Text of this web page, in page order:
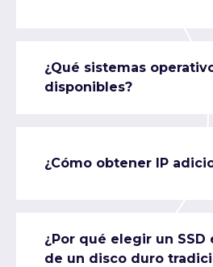
¿Qué sistemas
disponibles?
¿Cómo obtener IP
¿Por qué elegir un SSD
de un disco duro